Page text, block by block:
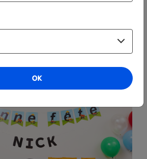
de fête personnalisées
OK